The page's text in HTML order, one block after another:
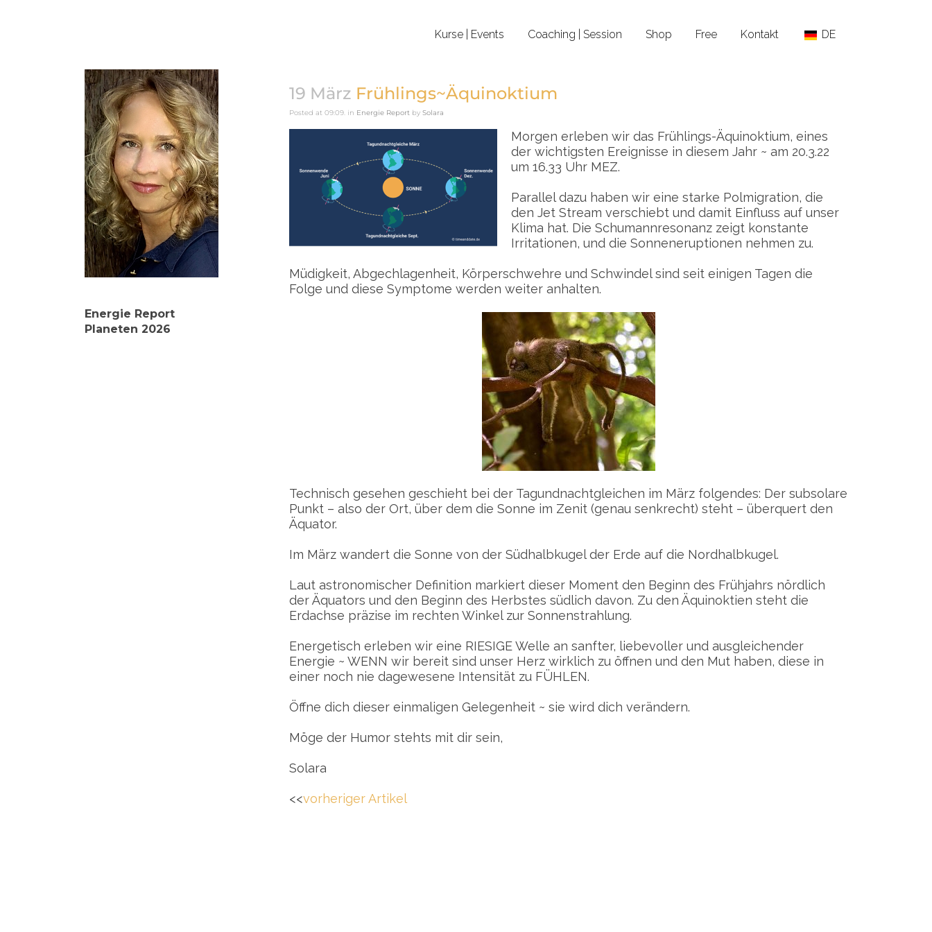
Kurse | Events Coaching | Session Shop Free Kontakt DE
Energie Report
Planeten 2026
19 März Frühlings~Äquinoktium
Posted at 09:09. in Energie Report by Solara
Morgen erleben wir das Frühlings-Äquinoktium, eines
der wichtigsten Ereignisse in diesem Jahr ~ am 20.3.22
um 16.33 Uhr MEZ.
Parallel dazu haben wir eine starke Polmigration, die
den Jet Stream verschiebt und damit Einfluss auf unser
Klima hat. Die Schumannresonanz zeigt konstante
Irritationen, und die Sonneneruptionen nehmen zu.
Müdigkeit, Abgechlagenheit, Körperschwehre und Schwindel sind seit einigen Tagen die
Folge und diese Symptome werden weiter anhalten.
Technisch gesehen geschieht bei der Tagundnachtgleichen im März folgendes: Der subsolare
Punkt – also der Ort, über dem die Sonne im Zenit (genau senkrecht) steht – überquert den
Äquator.
Im März wandert die Sonne von der Südhalbkugel der Erde auf die Nordhalbkugel.
Laut astronomischer Definition markiert dieser Moment den Beginn des Frühjahrs nördlich
der Äquators und den Beginn des Herbstes südlich davon. Zu den Äquinoktien steht die
Erdachse präzise im rechten Winkel zur Sonnenstrahlung.
Energetisch erleben wir eine RIESIGE Welle an sanfter, liebevoller und ausgleichender
Energie ~ WENN wir bereit sind unser Herz wirklich zu öffnen und den Mut haben, diese in
einer noch nie dagewesene Intensität zu FÜHLEN.
Öffne dich dieser einmaligen Gelegenheit ~ sie wird dich verändern.
Möge der Humor stehts mit dir sein,
Solara
<<vorheriger Artikel